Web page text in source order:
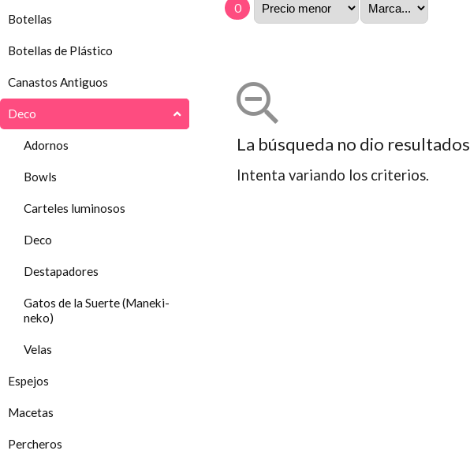
Botellas
Botellas de Plástico
Canastos Antiguos
Deco
Adornos
Bowls
Carteles luminosos
Deco
Destapadores
Gatos de la Suerte (Maneki-
neko)
Velas
Espejos
Macetas
Percheros
0
La búsqueda no dio resultados
Intenta variando los criterios.